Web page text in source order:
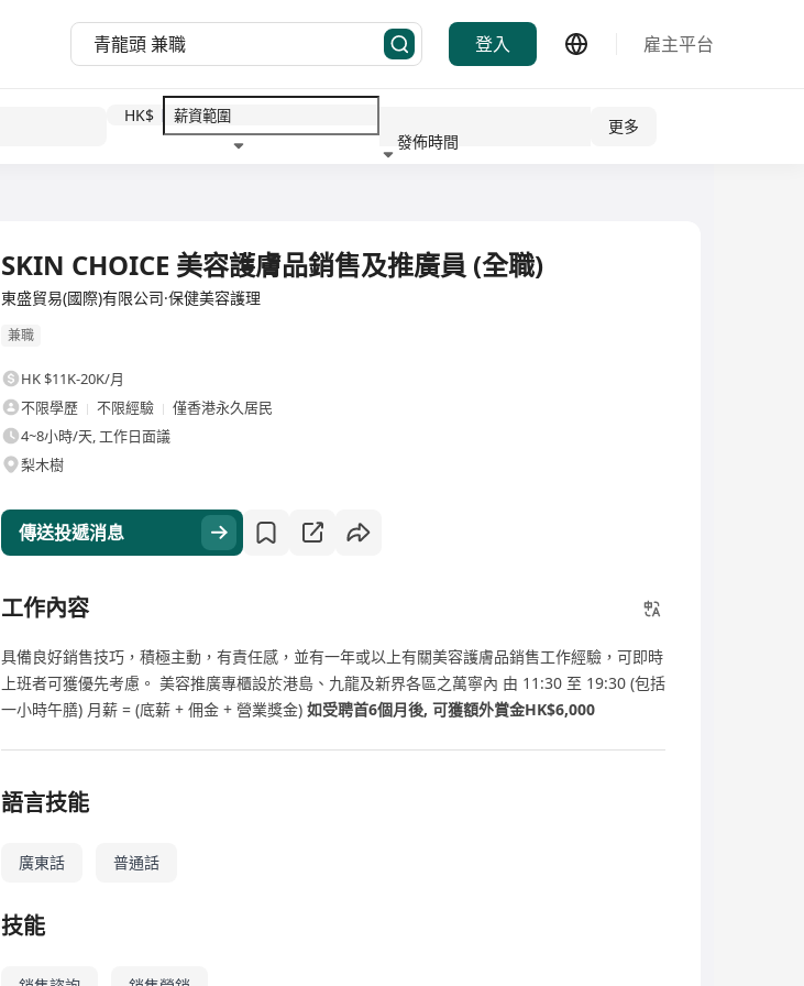
登入 雇主平台
HK$
發佈時間
更多
SKIN CHOICE 美容護膚品銷售及推廣員 (全職)
東盛貿易(國際)有限公司·保健美容護理
兼職
HK $11K-20K/月
不限學歷
不限經驗
僅香港永久居民
4~8小時/天, 工作日面議
梨木樹
傳送投遞消息
工作內容
具備良好銷售技巧，積極主動，有責任感，並有一年或以上有關美容護膚品銷售工作經驗，可即時
上班者可獲優先考慮。 美容推廣專櫃設於港島、九龍及新界各區之萬寧內 由 11:30 至 19:30 (包括
一小時午膳) 月薪 = (底薪 + 佣金 + 營業獎金) 如受聘首6個月後, 可獲額外賞金HK$6,000
語言技能
廣東話 普通話
技能